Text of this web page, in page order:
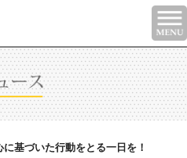
基づいた行動をとる一日を！